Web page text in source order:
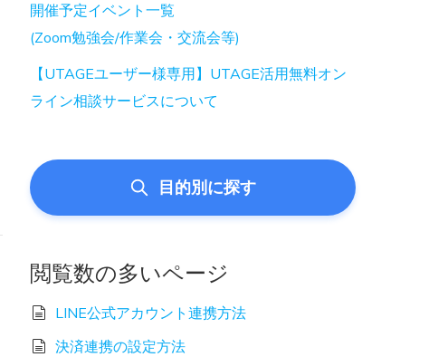
開催予定イベント一覧
(Zoom勉強会/作業会・交流会等)
【UTAGEユーザー様専用】UTAGE活用無料オン
ライン相談サービスについて
目的別に探す
閲覧数の多いページ
LINE公式アカウント連携方法
決済連携の設定方法